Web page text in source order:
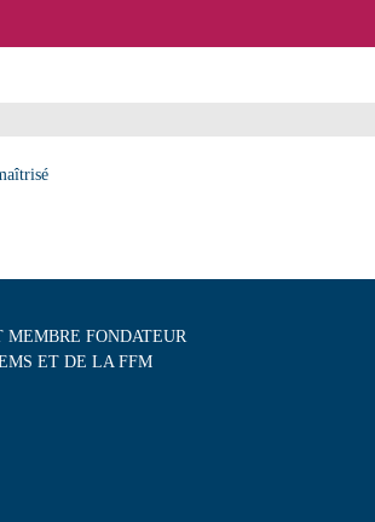
MEMBRE FONDATEUR
ET DE LA FFM